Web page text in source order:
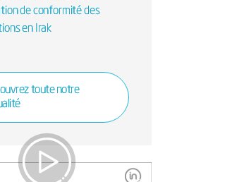
de conformité des
en Irak
toute notre